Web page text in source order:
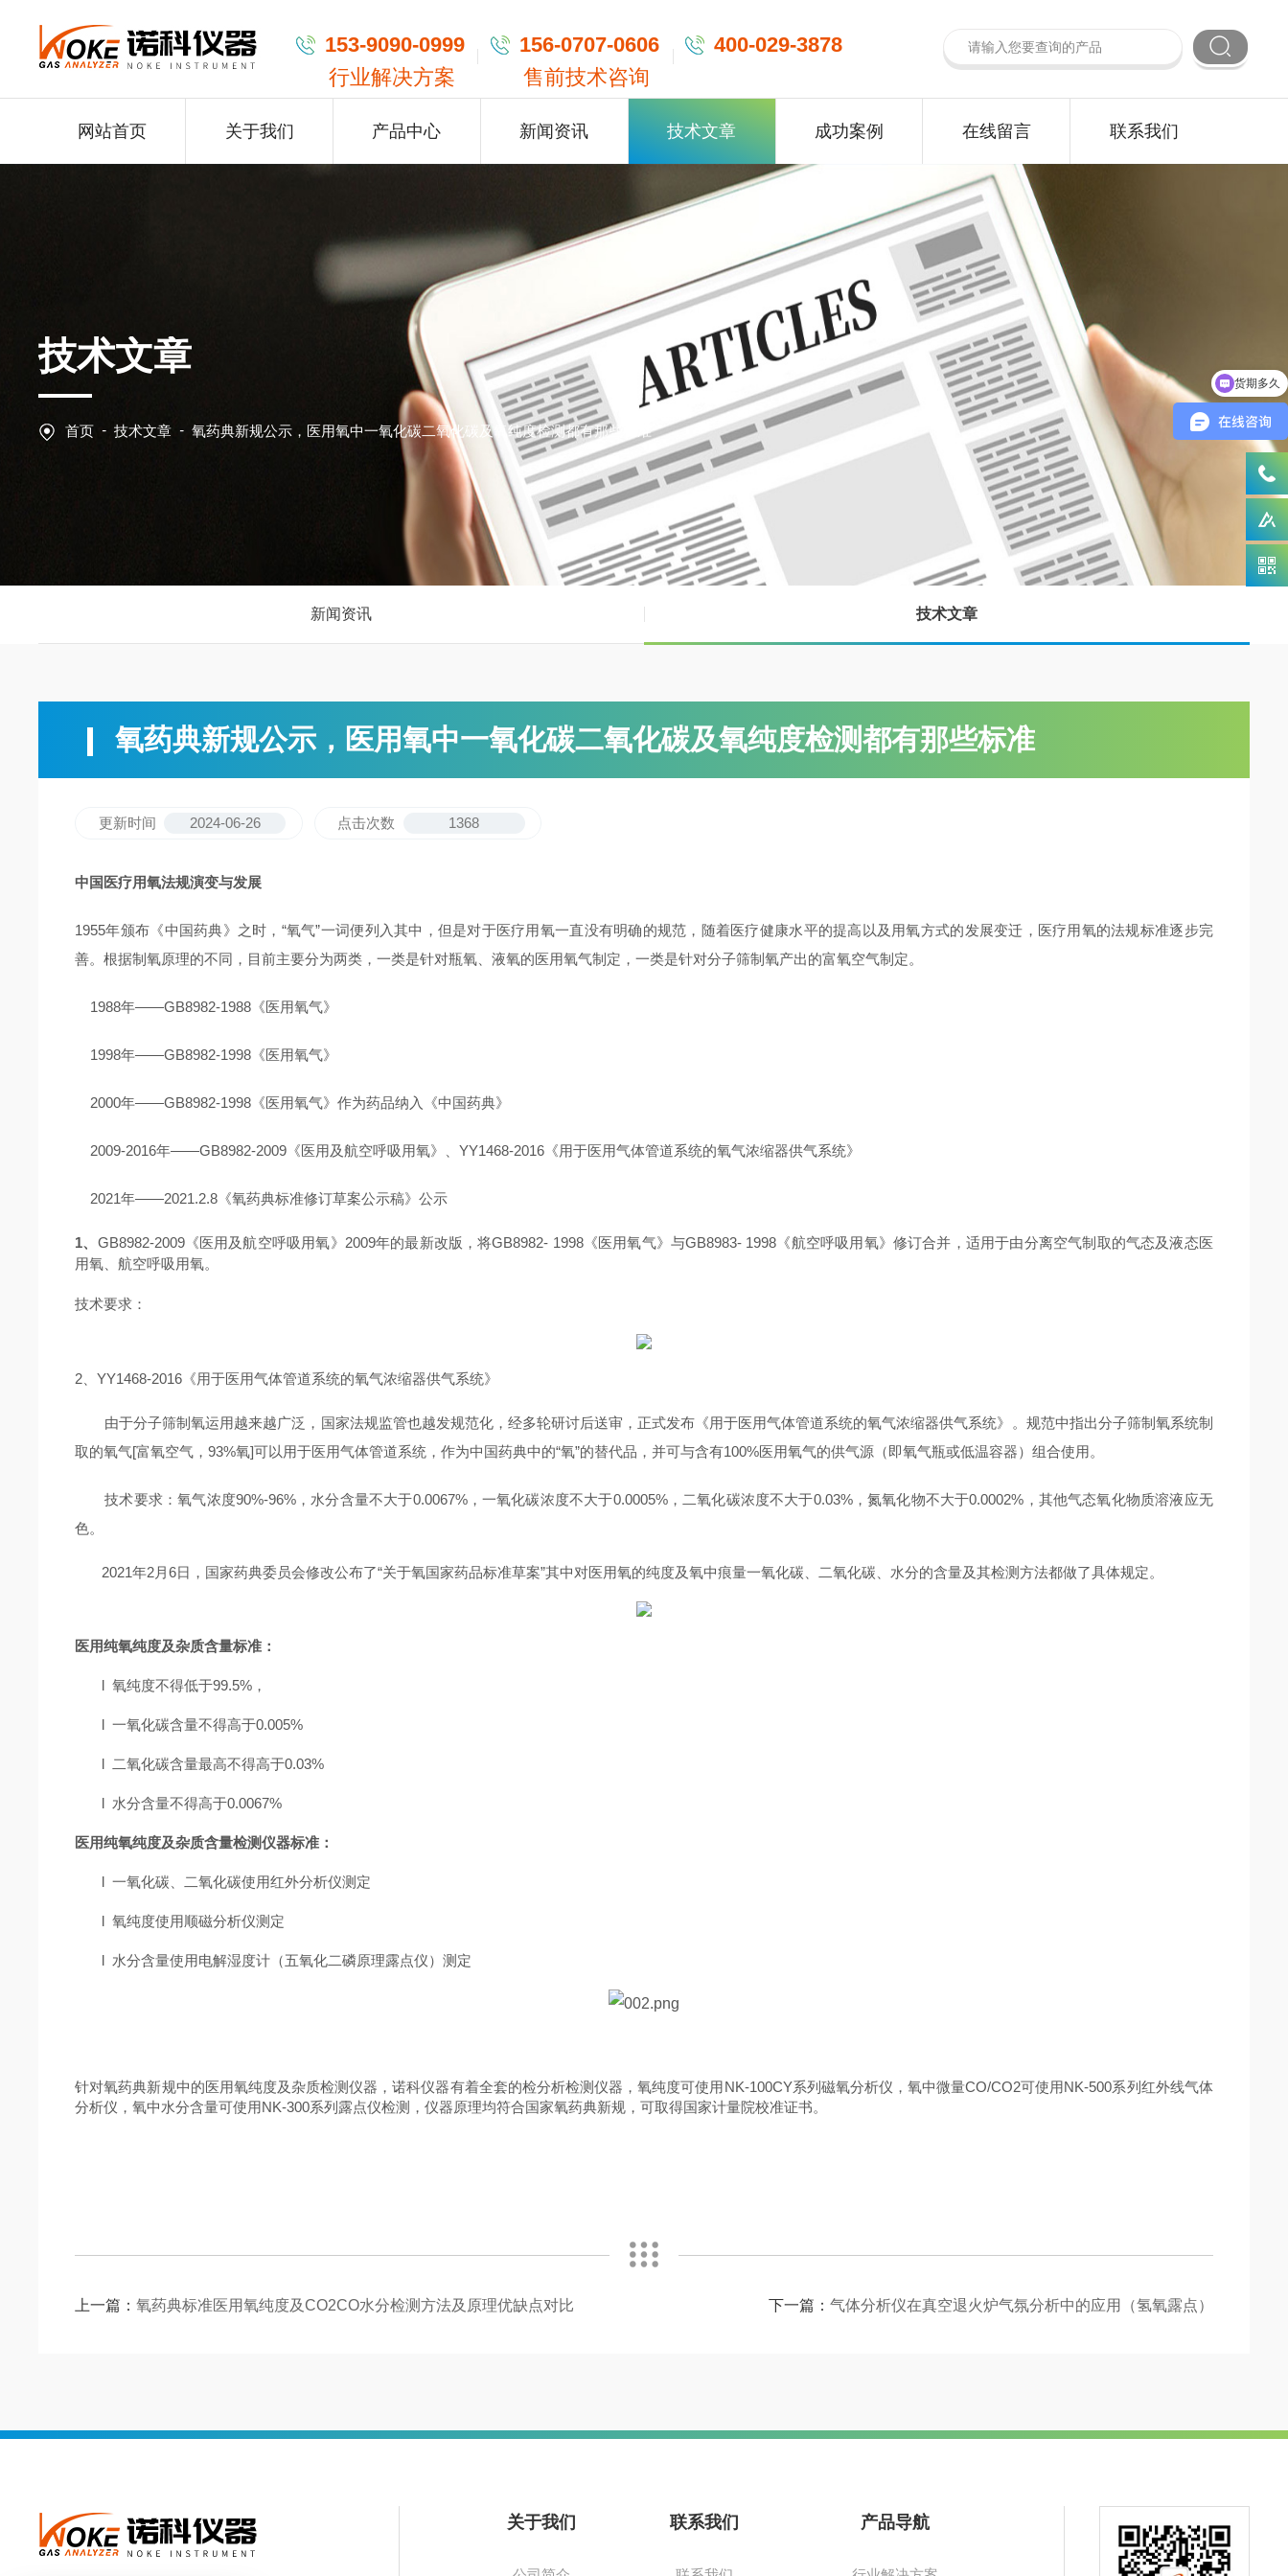
153-9090-0999
行业解决方案
156-0707-0606
售前技术咨询
400-029-3878
网站首页 关于我们 产品中心 新闻资讯 技术文章 成功案例 在线留言 联系我们
技术文章
首页 - 技术文章 - 氧药典新规公示，医用氧中一氧化碳二氧化碳及氧纯度检测都有那些标准
新闻资讯 技术文章
氧药典新规公示，医用氧中一氧化碳二氧化碳及氧纯度检测都有那些标准
更新时间 2024-06-26 点击次数 1368
中国医疗用氧法规演变与发展
1955年颁布《中国药典》之时，“氧气”一词便列入其中，但是对于医疗用氧一直没有明确的规范，随着医疗健康水平的提高以及用氧方式的发展变迁，医疗用氧的法规标准逐步完
善。根据制氧原理的不同，目前主要分为两类，一类是针对瓶氧、液氧的医用氧气制定，一类是针对分子筛制氧产出的富氧空气制定。
1988年——GB8982-1988《医用氧气》
1998年——GB8982-1998《医用氧气》
2000年——GB8982-1998《医用氧气》作为药品纳入《中国药典》
2009-2016年——GB8982-2009《医用及航空呼吸用氧》、YY1468-2016《用于医用气体管道系统的氧气浓缩器供气系统》
2021年——2021.2.8《氧药典标准修订草案公示稿》公示
1、 GB8982-2009《医用及航空呼吸用氧》2009年的最新改版，将GB8982- 1998《医用氧气》与GB8983- 1998《航空呼吸用氧》修订合并，适用于由分离空气制取的气态及液态医
用氧、航空呼吸用氧。
技术要求：
2、YY1468-2016《用于医用气体管道系统的氧气浓缩器供气系统》
由于分子筛制氧运用越来越广泛，国家法规监管也越发规范化，经多轮研讨后送审，正式发布《用于医用气体管道系统的氧气浓缩器供气系统》。规范中指出分子筛制氧系统制
取的氧气[富氧空气，93%氧]可以用于医用气体管道系统，作为中国药典中的“氧”的替代品，并可与含有100%医用氧气的供气源（即氧气瓶或低温容器）组合使用。
技术要求：氧气浓度90%-96%，水分含量不大于0.0067%，一氧化碳浓度不大于0.0005%，二氧化碳浓度不大于0.03%，氮氧化物不大于0.0002%，其他气态氧化物质溶液应无
色。
2021年2月6日，国家药典委员会修改公布了“关于氧国家药品标准草案”其中对医用氧的纯度及氧中痕量一氧化碳、二氧化碳、水分的含量及其检测方法都做了具体规定。
医用纯氧纯度及杂质含量标准：
l 氧纯度不得低于99.5%，
l 一氧化碳含量不得高于0.005%
l 二氧化碳含量最高不得高于0.03%
l 水分含量不得高于0.0067%
医用纯氧纯度及杂质含量检测仪器标准：
l 一氧化碳、二氧化碳使用红外分析仪测定
l 氧纯度使用顺磁分析仪测定
l 水分含量使用电解湿度计（五氧化二磷原理露点仪）测定
针对氧药典新规中的医用氧纯度及杂质检测仪器，诺科仪器有着全套的检分析检测仪器，氧纯度可使用NK-100CY系列磁氧分析仪，氧中微量CO/CO2可使用NK-500系列红外线气体
分析仪，氧中水分含量可使用NK-300系列露点仪检测，仪器原理均符合国家氧药典新规，可取得国家计量院校准证书。
上一篇：氧药典标准医用氧纯度及CO2CO水分检测方法及原理优缺点对比 下一篇： 气体分析仪在真空退火炉气氛分析中的应用（氢氧露点）
关于我们 联系我们 产品导航
获取报价